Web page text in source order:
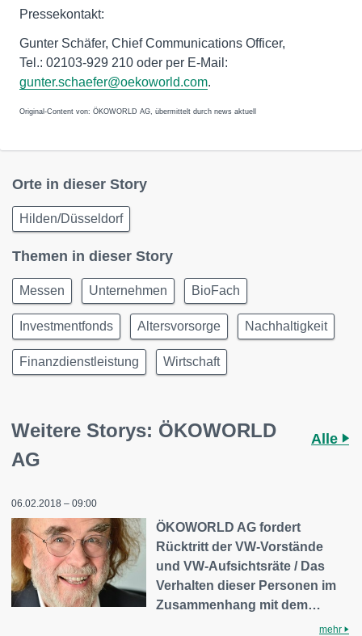
Pressekontakt:
Gunter Schäfer, Chief Communications Officer,
Tel.: 02103-929 210 oder per E-Mail:
gunter.schaefer@oekoworld.com.
Original-Content von: ÖKOWORLD AG, übermittelt durch news aktuell
Orte in dieser Story
Hilden/Düsseldorf
Themen in dieser Story
Messen Unternehmen BioFach
Investmentfonds Altersvorsorge Nachhaltigkeit
Finanzdienstleistung Wirtschaft
Weitere Storys: ÖKOWORLD
AG
Alle
06.02.2018 – 09:00
ÖKOWORLD AG fordert
Rücktritt der VW-Vorstände
und VW-Aufsichtsräte / Das
Verhalten dieser Personen im
Zusammenhang mit dem…
mehr